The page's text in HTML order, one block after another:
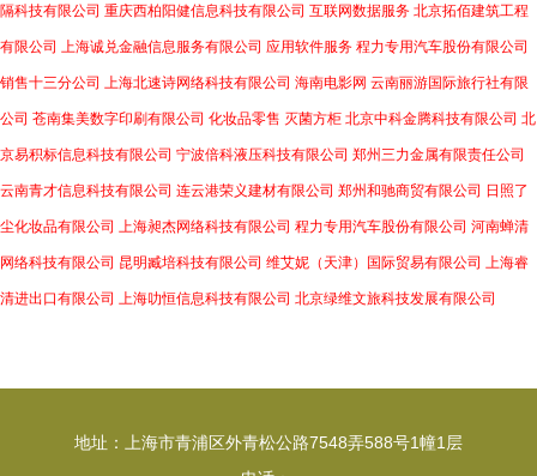
隔科技有限公司 重庆西柏阳健信息科技有限公司 互联网数据服务 北京拓佰建筑工程
有限公司 上海诚兑金融信息服务有限公司 应用软件服务 程力专用汽车股份有限公司
销售十三分公司 上海北速诗网络科技有限公司 海南电影网 云南丽游国际旅行社有限
公司 苍南集美数字印刷有限公司 化妆品零售 灭菌方柜 北京中科金腾科技有限公司 北
京易积标信息科技有限公司 宁波倍科液压科技有限公司 郑州三力金属有限责任公司
云南青才信息科技有限公司 连云港荣义建材有限公司 郑州和驰商贸有限公司 日照了
尘化妆品有限公司 上海昶杰网络科技有限公司 程力专用汽车股份有限公司 河南蝉清
网络科技有限公司 昆明臧培科技有限公司 维艾妮（天津）国际贸易有限公司 上海睿
清进出口有限公司 上海叻恒信息科技有限公司 北京绿维文旅科技发展有限公司
地址：上海市青浦区外青松公路7548弄588号1幢1层